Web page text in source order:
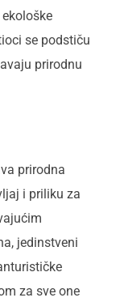
se podstiču
prirodnu
prirodna
i priliku za
jedinstveni
za sve one